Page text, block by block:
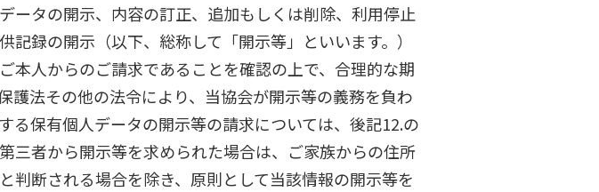
ータの開示、内容の訂正、追加もしくは削除、利用停止
録の開示（以下、総称して「開示等」といいます。）
本人からのご請求であることを確認の上で、合理的な期
護法その他の法令により、当協会が開示等の義務を負わ
る保有個人データの開示等の請求については、後記12.の
三者から開示等を求められた場合は、ご家族からの住所
判断される場合を除き、原則として当該情報の開示等を